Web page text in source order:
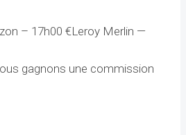
– 17h00 €Leroy Merlin —
gagnons une commission